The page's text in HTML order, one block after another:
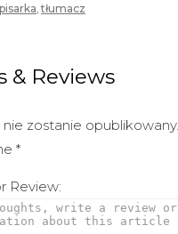
pisarka ,tłumacz
& Reviews
zostanie opublikowany.
*
Review: